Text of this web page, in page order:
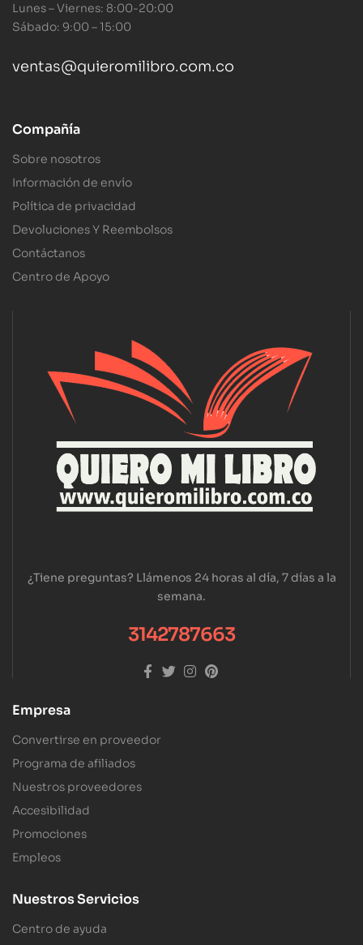
Lunes – Viernes: 8:00-20:00
Sábado: 9:00 – 15:00
ventas@quieromilibro.com.co
Compañía
Sobre nosotros
Información de envío
Política de privacidad
Devoluciones Y Reembolsos
Contáctanos
Centro de Apoyo
¿Tiene preguntas? Llámenos 24 horas al día, 7 días a la
semana.
3142787663
Empresa
Convertirse en proveedor
Programa de afiliados
Nuestros proveedores
Accesibilidad
Promociones
Empleos
Nuestros Servicios
Centro de ayuda